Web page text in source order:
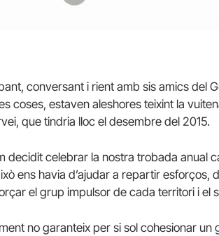
conversant i rient amb sis amics del
coses, estaven aleshores teixint la
que tindria lloc el desembre del 2015.
decidit celebrar la nostra trobada anual
ens havia d’ajudar a repartir esforços,
el grup impulsor de cada territori i el
no garanteix per si sol cohesionar un